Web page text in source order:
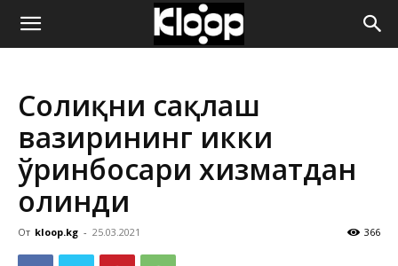
ҚИРҒИЗИСТОН
ЯНГИЛИКЛАРИ
Соғлиқни сақлаш
вазирининг икки
ўринбосари хизматдан
олинди
От kloop.kg - 25.03.2021 366